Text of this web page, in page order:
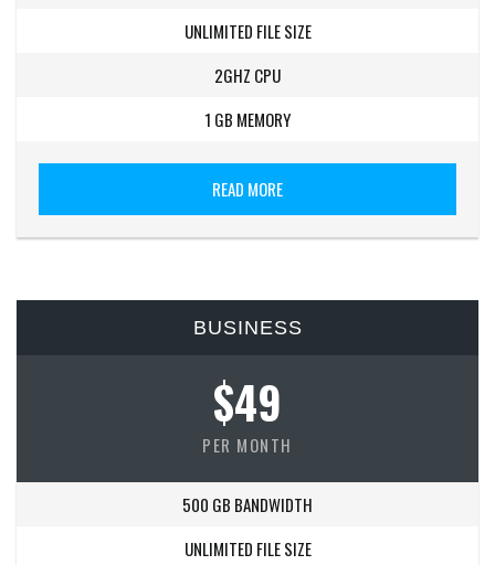
UNLIMITED FILE SIZE
2GHZ CPU
1 GB MEMORY
READ MORE
BUSINESS
$49
PER MONTH
500 GB BANDWIDTH
UNLIMITED FILE SIZE